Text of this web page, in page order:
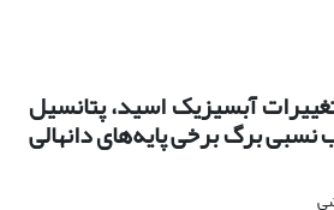
آبسیزیک اسید، پتانسیل
برگ برخی پایه‌های دانهالی